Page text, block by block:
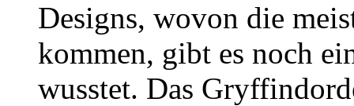
Designs, wovon die
kommen, gibt es noch
wusstet. Das